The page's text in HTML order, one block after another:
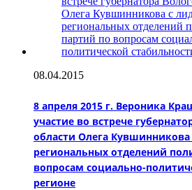
08.04.2015
8 апреля 2015 г. Вероника
участие во встрече
области Олега
региональных отделений
вопросам социально-
регионе